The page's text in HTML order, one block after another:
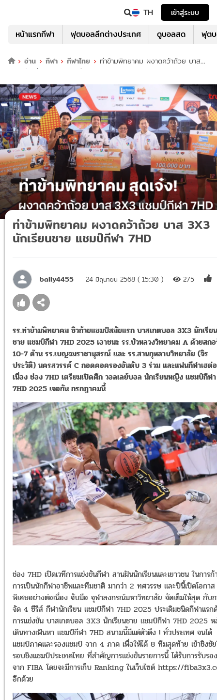
TH เข้าสู่ระบบ
หน้าแรกกีฬา ฟุตบอลลีกต่างประเทศ ดูบอลสด ฟุต
อ่าน กีฬา กีฬาไทย
ท่าข้ามพิทยาคม ผงาดคว้าถ้วย บาส
3X3 นักเรียนชาย แชมป์กีฬา 7HD
ท่าข้ามพิทยาคม ผงาดคว้าถ้วย บาส 3X3
นักเรียนชาย แชมป์กีฬา 7HD
bally4455 24 มิถุนายน 2568 ( 15:30 ) 275
รร.ท่าข้ามพิทยาคม ซิวถ้วยแชมป์สมัยแรก บาสเกตบอล 3X3 นักเรียน
ชาย แชมป์กีฬา 7HD 2025 เอาชนะ รร.บัวหลวงวิทยาคม A ด้วยสก
10-7 ด้าน รร.เบญจมราชานุสรณ์ และ รร.สวนกุหลาบวิทยาลัย (จิร
ประวัติ) นครสวรรค์ C กอดคอครองอันดับ 3 ร่วม และแฟนกีฬาเฮต่อ
เนื่อง ช่อง 7HD เตรียมเปิดศึก วอลเลย์บอล นักเรียนหญิง แชมป์กีฬา
7HD 2025 เจอกัน กรกฏาคมนี้
ช่อง 7HD เปิดเวทีการแข่งขันกีฬา สานฝันนักเรียนและเยาวชน ในการก้
การเป็นนักกีฬาอาชีพและทีมชาติ มากว่า 2 ทศวรรษ และปีนี้เปิดโอกาส
พิเศษอย่างต่อเนื่อง จับมือ จุฬาลงกรณ์มหาวิทยาลัย จัดเต็มให้สุด กับ
จัด 4 ซีรีส์ กีฬานักเรียน แชมป์กีฬา 7HD 2025 ประเดิมชนิดกีฬาแรก
การแข่งขัน บาสเกตบอล 3X3 นักเรียนชาย แชมป์กีฬา 7HD 2025
เดินทางเฟ้นหา แชมป์กีฬา 7HD สนามนี้มีแต่ตัวตึง ! ทั่วประเทศ จนได้
แชมป์ภาคและรองแชมป์ จาก 4 ภาค เพื่อให้ได้ 8 ทีมสุดท้าย เข้าชิงชั
รอบชิงแชมป์ประเทศไทย ที่สำคัญการแข่งขันรายการนี้ ได้รับการรับรอง
จาก FIBA โดยจะมีการเก็บ Ranking ในเว็บไซต์ https://
อีกด้วย